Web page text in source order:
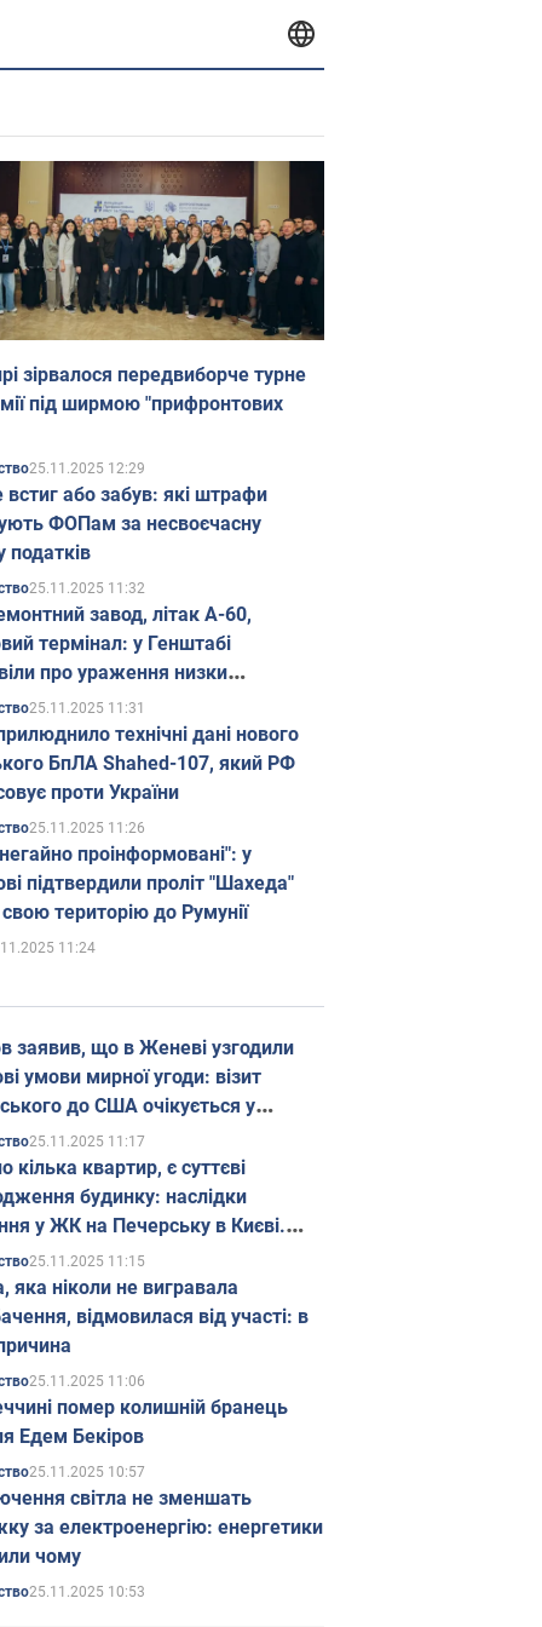
зірвалося передвиборче турне
під ширмою "прифронтових
25.11.2025 12:29
встиг або забув: які штрафи
ФОПам за несвоєчасну
податків
25.11.2025 11:32
завод, літак А-60,
термінал: у Генштабі
про ураження низки
об'єктів Росії
25.11.2025 11:31
технічні дані нового
БпЛА Shahed-107, який РФ
проти України
25.11.2025 11:26
проінформовані": у
підтвердили проліт "Шахеда"
територію до Румунії
11:24
заявив, що в Женеві узгодили
умови мирної угоди: візит
до США очікується у
25.11.2025 11:17
кілька квартир, є суттєві
будинку: наслідки
у ЖК на Печерську в Києві.
25.11.2025 11:15
яка ніколи не вигравала
відмовилася від участі: в
25.11.2025 11:06
помер колишній бранець
Едем Бекіров
25.11.2025 10:57
світла не зменшать
за електроенергію: енергетики
чому
25.11.2025 10:53